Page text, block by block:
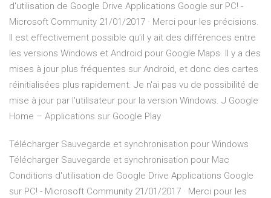
d'utilisation de Google Drive Applications Google sur PC! -
Microsoft Community 21/01/2017 · Merci pour les précisions.
Il est effectivement possible qu'il y ait des différences entre
les versions Windows et Android pour Google Maps. Il y a des
mises à jour plus fréquentes sur Android, et donc des cartes
réinitialisées plus rapidement. Je n'ai pas vu de possibilité de
mise à jour par l'utilisateur pour la version Windows. J Google
Home – Applications sur Google Play
Télécharger Sauvegarde et synchronisation pour Windows
Télécharger Sauvegarde et synchronisation pour Mac
Conditions d'utilisation de Google Drive Applications Google
sur PC! - Microsoft Community 21/01/2017 · Merci pour les